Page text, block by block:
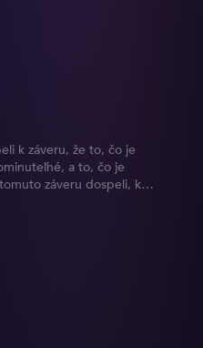
k záveru, že to, čo je
a to, čo je
záveru dospeli, keď